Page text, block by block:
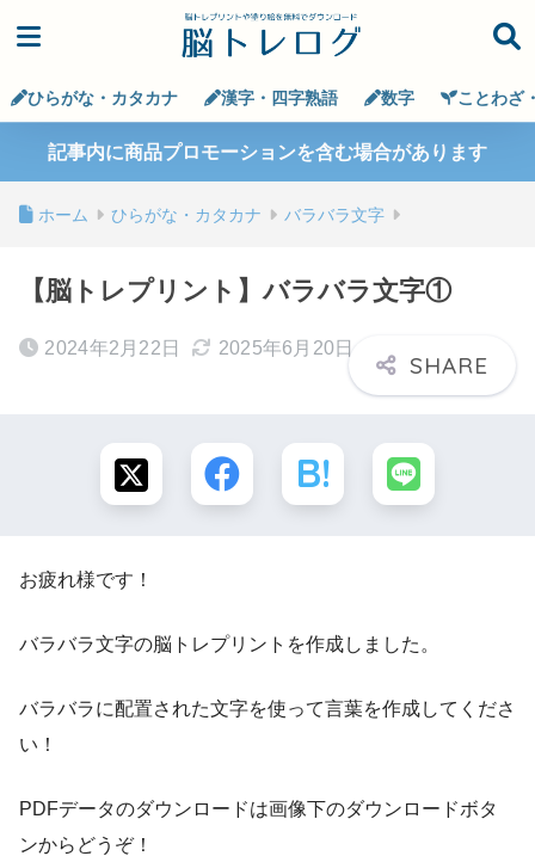
ひらがな・カタカナ 漢字・四字熟語 数字 ことわざ
記事内に商品プロモーションを含む場合があります
ホーム ひらがな・カタカナ バラバラ文字
【脳トレプリント】バラバラ文字①
2024年2月22日 2025年6月20日
お疲れ様です！
バラバラ文字の脳トレプリントを作成しました。
バラバラに配置された文字を使って言葉を作成してくださ
い！
PDFデータのダウンロードは画像下のダウンロードボタ
ンからどうぞ！